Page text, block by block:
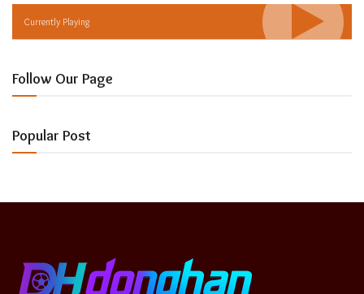
Currently Playing
Follow Our Page
Popular Post